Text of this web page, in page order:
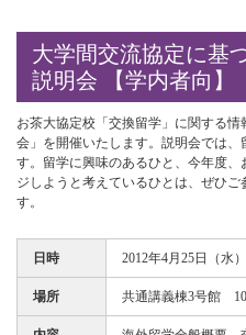
大学間交流協定に基
説明会 【学内者向】
お茶大協定校「交換留学」に関する
会」を開催いたします。説明会では
す。留学に興味のあるひと、今年度
ジしようと考えているひとは、ぜひ
す。
日時 2012年4月25日（水
場所 共通講義棟3号館